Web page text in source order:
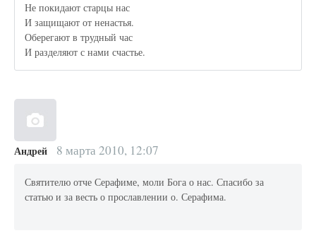
Не покидают старцы нас
И защищают от ненастья.
Оберегают в трудный час
И разделяют с нами счастье.
Андрей 8 марта 2010, 12:07
Святителю отче Серафиме, моли Бога о нас. Спасибо за
статью и за весть о прославлении о. Серафима.